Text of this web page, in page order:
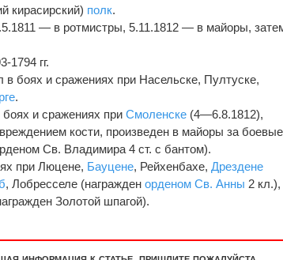
кирасирский) полк.
— в ротмистры, 5.11.1812 — в майоры,
1794 гг.
в боях и сражениях при Насельске, Пултуске,
.
боях и сражениях приСмоленске (4—6.8.1812),
кости, произведен в майоры за боевые
Св. Владимира 4 ст. с бантом).
при Люцене, Бауцене, Рейхенбахе,Дрездене
, Лобресселе (награжденорденом Св. Анны 2
Золотой шпагой).